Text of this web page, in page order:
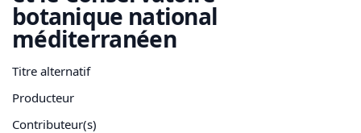
botanique national
méditerranéen
Titre alternatif
Producteur
Contributeur(s)